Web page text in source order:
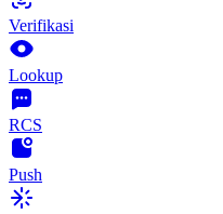
Verifikasi
Lookup
RCS
Push